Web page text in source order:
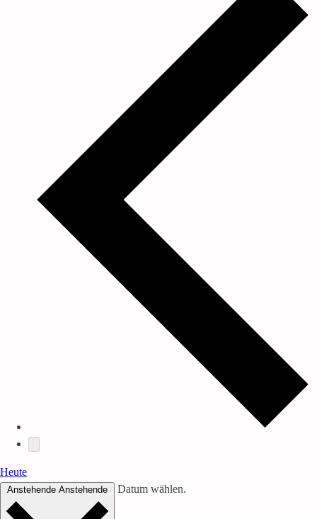
Heute
Anstehende Anstehende Datum wählen.